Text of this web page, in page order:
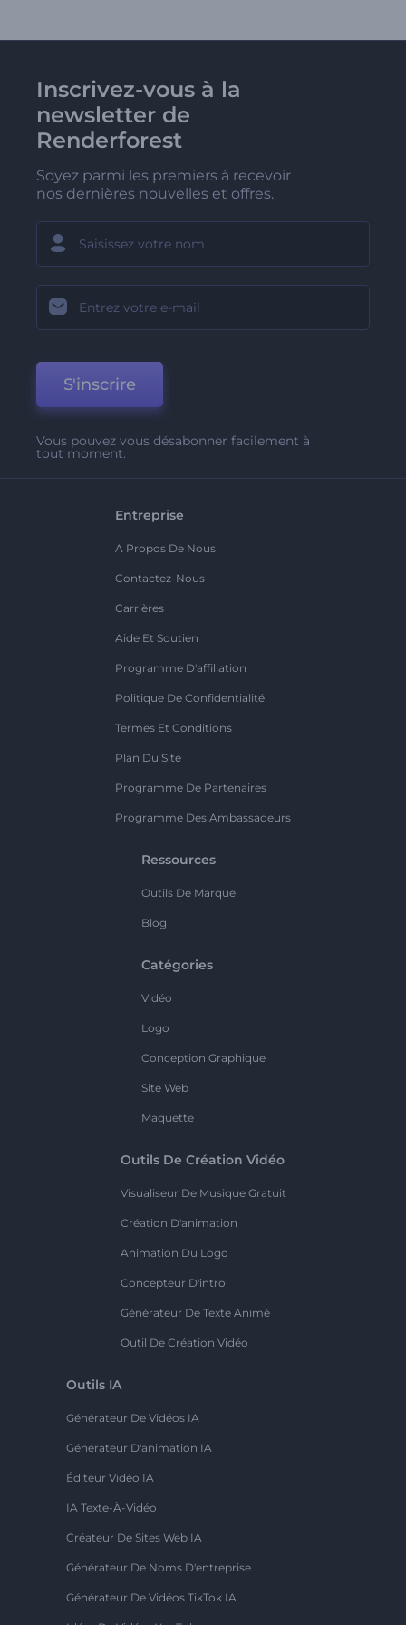
Inscrivez-vous à la
newsletter de
Renderforest
Soyez parmi les premiers à recevoir
nos dernières nouvelles et offres.
S'inscrire
Vous pouvez vous désabonner facilement à
tout moment.
Entreprise
A Propos De Nous
Contactez-Nous
Carrières
Aide Et Soutien
Programme D'affiliation
Politique De Confidentialité
Termes Et Conditions
Plan Du Site
Programme De Partenaires
Programme Des Ambassadeurs
Ressources
Outils De Marque
Blog
Catégories
Vidéo
Logo
Conception Graphique
Site Web
Maquette
Outils De Création Vidéo
Visualiseur De Musique Gratuit
Création D'animation
Animation Du Logo
Concepteur D'intro
Générateur De Texte Animé
Outil De Création Vidéo
Outils IA
Générateur De Vidéos IA
Générateur D'animation IA
Éditeur Vidéo IA
IA Texte-À-Vidéo
Créateur De Sites Web IA
Générateur De Noms D'entreprise
Générateur De Vidéos TikTok IA